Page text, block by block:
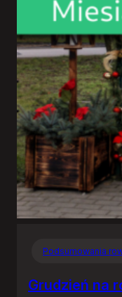
Podsumowania
Grudzień na